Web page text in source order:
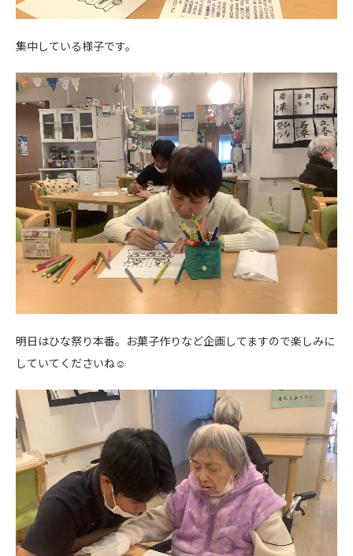
集中している様子です。
明日はひな祭り本番。お菓子作りなど企画してますので楽しみに
していてくださいね☺️